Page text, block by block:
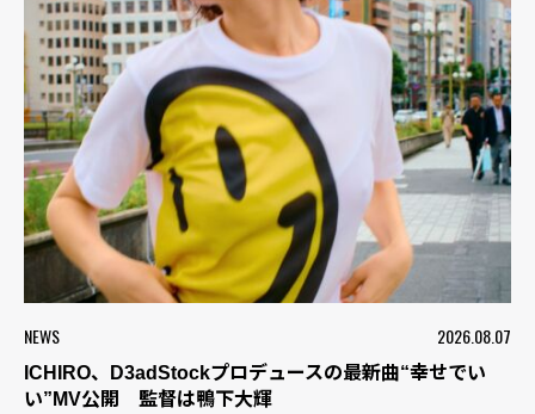
NEWS 2026.08.07
ICHIRO、D3adStockプロデュースの最新曲“幸せでい
い”MV公開 監督は鴨下大輝